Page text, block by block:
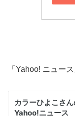
「Yahoo! ニュー